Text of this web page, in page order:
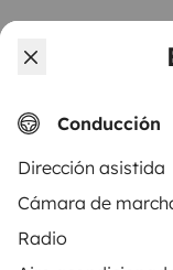
Conducción
Dirección asistida
Cámara de
Radio
A partir de
101,85 €